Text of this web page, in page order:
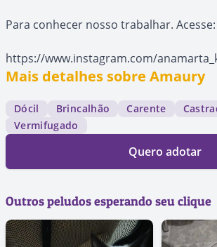
Para conhecer nosso trabalhar. Acesse:
https://www.instagram.com/
Mais detalhes sobre Amaury
Dócil Brincalhão Carente
Vermifugado
Quero adotar
Outros peludos esperando seu clique